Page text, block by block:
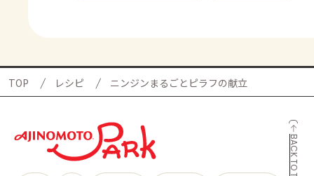
TOP レシピ ニンジンまるごとピラフの献立
BACK TO TOP